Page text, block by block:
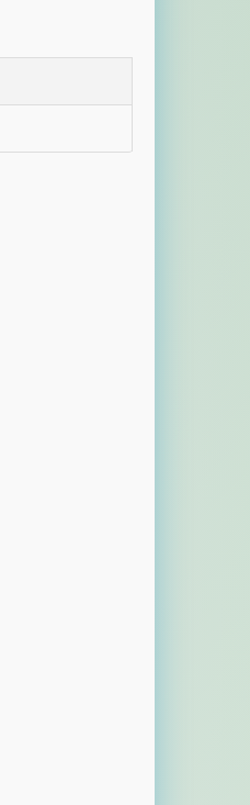
pyxmpp python-